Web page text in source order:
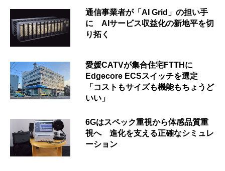
通信事業者が「AI Grid」の担い手
に AIサービス収益化の新地平を切
り拓く
愛媛CATVが集合住宅FTTHに
Edgecore ECSスイッチを選定
「コストもサイズも機能もちょうど
いい」
6Gはスペック重視から体感品質重
視へ 進化を支える正確なシミュレ
ーション